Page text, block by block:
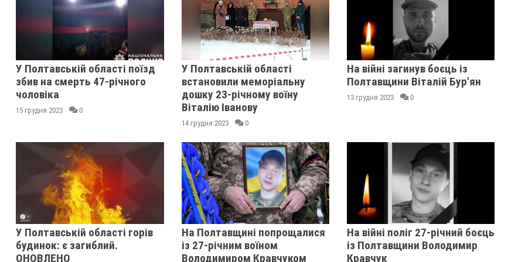
У Полтавській області поїзд
збив на смерть 47-річного
чоловіка
15 грудня 2023 0
У Полтавській області
встановили меморіальну
дошку 23-річному воїну
Віталію Іванову
14 грудня 2023 0
На війні загинув боєць із
Полтавщини Віталій Бур'ян
13 грудня 2023 0
У Полтавській області горів
будинок: є загиблий.
ОНОВЛЕНО
На Полтавщині попрощалися
із 27-річним воїном
Володимиром Кравчуком
На війні поліг 27-річний боєць
із Полтавщини Володимир
Кравчук